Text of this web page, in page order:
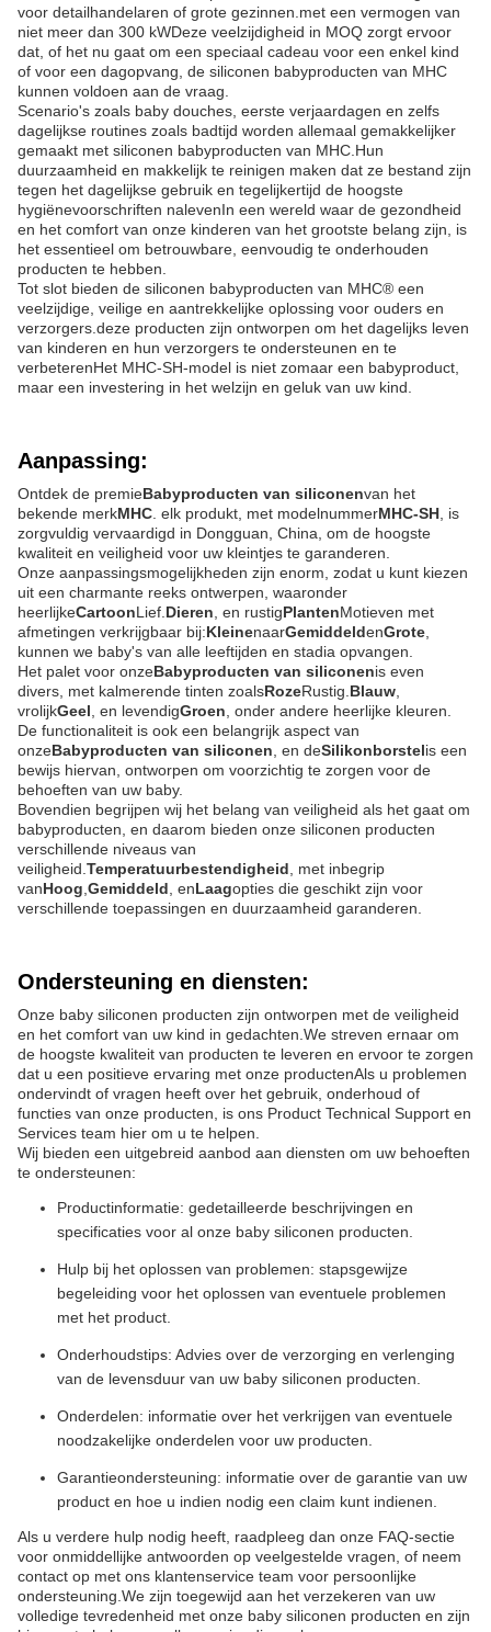
voor detailhandelaren of grote gezinnen.met een vermogen van
niet meer dan 300 kWDeze veelzijdigheid in MOQ zorgt ervoor
dat, of het nu gaat om een speciaal cadeau voor een enkel kind
of voor een dagopvang, de siliconen babyproducten van MHC
kunnen voldoen aan de vraag.
Scenario's zoals baby douches, eerste verjaardagen en zelfs
dagelijkse routines zoals badtijd worden allemaal gemakkelijker
gemaakt met siliconen babyproducten van MHC.Hun
duurzaamheid en makkelijk te reinigen maken dat ze bestand zijn
tegen het dagelijkse gebruik en tegelijkertijd de hoogste
hygiënevoorschriften nalevenIn een wereld waar de gezondheid
en het comfort van onze kinderen van het grootste belang zijn, is
het essentieel om betrouwbare, eenvoudig te onderhouden
producten te hebben.
Tot slot bieden de siliconen babyproducten van MHC® een
veelzijdige, veilige en aantrekkelijke oplossing voor ouders en
verzorgers.deze producten zijn ontworpen om het dagelijks leven
van kinderen en hun verzorgers te ondersteunen en te
verbeterenHet MHC-SH-model is niet zomaar een babyproduct,
maar een investering in het welzijn en geluk van uw kind.
Aanpassing:
Ontdek de premieBabyproducten van siliconenvan het
bekende merkMHC . elk produkt, met modelnummerMHC-SH , is
zorgvuldig vervaardigd in Dongguan, China, om de hoogste
kwaliteit en veiligheid voor uw kleintjes te garanderen.
Onze aanpassingsmogelijkheden zijn enorm, zodat u kunt kiezen
uit een charmante reeks ontwerpen, waaronder
heerlijkeCartoonLief. Dieren , en rustigPlantenMotieven met
afmetingen verkrijgbaar bij:KleinenaarGemiddeldenGrote
kunnen we baby's van alle leeftijden en stadia opvangen.
Het palet voor onzeBabyproducten van siliconenis even
divers, met kalmerende tinten zoalsRozeRustig. Blauw
vrolijkGeel , en levendigGroen , onder andere heerlijke kleuren.
De functionaliteit is ook een belangrijk aspect van
onzeBabyproducten van siliconen , en deSilikonborstelis een
bewijs hiervan, ontworpen om voorzichtig te zorgen voor de
behoeften van uw baby.
Bovendien begrijpen wij het belang van veiligheid als het gaat om
babyproducten, en daarom bieden onze siliconen producten
verschillende niveaus van
veiligheid. Temperatuurbestendigheid , met inbegrip
vanHoog Gemiddeld , enLaagopties die geschikt zijn voor
verschillende toepassingen en duurzaamheid garanderen.
Ondersteuning en diensten:
Onze baby siliconen producten zijn ontworpen met de veiligheid
en het comfort van uw kind in gedachten.We streven ernaar om
de hoogste kwaliteit van producten te leveren en ervoor te zorgen
dat u een positieve ervaring met onze productenAls u problemen
ondervindt of vragen heeft over het gebruik, onderhoud of
functies van onze producten, is ons Product Technical Support en
Services team hier om u te helpen.
Wij bieden een uitgebreid aanbod aan diensten om uw behoeften
te ondersteunen:
Productinformatie: gedetailleerde beschrijvingen en
specificaties voor al onze baby siliconen producten.
Hulp bij het oplossen van problemen: stapsgewijze
begeleiding voor het oplossen van eventuele problemen
met het product.
Onderhoudstips: Advies over de verzorging en verlenging
van de levensduur van uw baby siliconen producten.
Onderdelen: informatie over het verkrijgen van eventuele
noodzakelijke onderdelen voor uw producten.
Garantieondersteuning: informatie over de garantie van uw
product en hoe u indien nodig een claim kunt indienen.
Als u verdere hulp nodig heeft, raadpleeg dan onze FAQ-sectie
voor onmiddellijke antwoorden op veelgestelde vragen, of neem
contact op met ons klantenservice team voor persoonlijke
ondersteuning.We zijn toegewijd aan het verzekeren van uw
volledige tevredenheid met onze baby siliconen producten en zijn